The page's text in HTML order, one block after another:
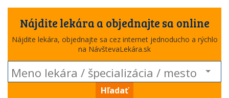
Nájdite lekára a objednajte sa online
Nájdite lekára, objednajte sa cez internet jednoducho a rýchlo
na NávštevaLekára.sk
Hľadať